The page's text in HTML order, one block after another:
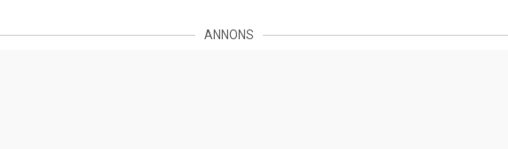
ANNONS